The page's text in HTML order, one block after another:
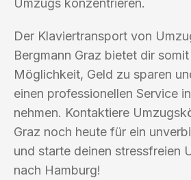
Umzugs konzentrieren.
Der Klaviertransport von
Bergmann Graz bietet dir
Möglichkeit, Geld zu sparen
einen professionellen Service
nehmen. Kontaktiere
Graz noch heute für ein
und starte deinen stressfreien
nach Hamburg!